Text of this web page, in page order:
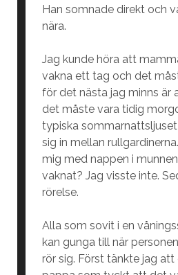
Han somnade direkt och
nära.
Jag kunde höra att
vakna ett tag och det
för det nästa jag minns är
det måste vara tidig
typiska
sig in mellan
mig med nappen i
vaknat? Jag visste inte.
rörelse.
Alla som sovit i en
kan gunga till när
rör sig. Först tänkte jag att